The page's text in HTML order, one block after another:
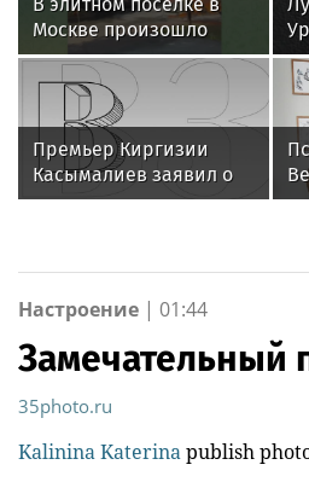
В элитном посёлке в
Москве произошло
самовозгорание
электрокара Zeekr 001
Премьер Киргизии
Касымалиев заявил о
планах расширения
Настроение | 01:44
Замечательный
35photo.ru
Kalinina Katerinapublish